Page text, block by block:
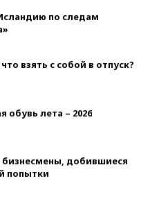
по следам
взять с собой в отпуск?
обувь лета – 2026
бизнесмены, добившиеся
попытки